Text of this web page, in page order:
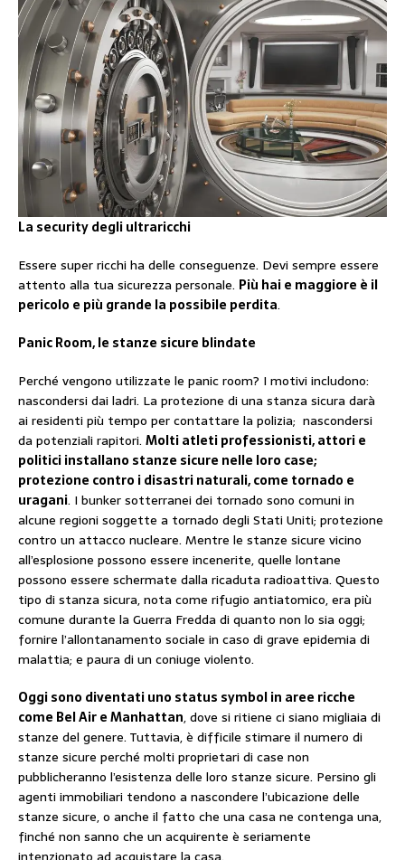
La security degli ultraricchi
Essere super ricchi ha delle conseguenze. Devi sempre essere
attento alla tua sicurezza personale. Più hai e maggiore è il
pericolo e più grande la possibile perdita.
Panic Room, le stanze sicure blindate
Perché vengono utilizzate le panic room? I motivi includono:
nascondersi dai ladri. La protezione di una stanza sicura darà
ai residenti più tempo per contattare la polizia; nascondersi
da potenziali rapitori. Molti atleti professionisti, attori e
politici installano stanze sicure nelle loro case;
protezione contro i disastri naturali, come tornado e
uragani. I bunker sotterranei dei tornado sono comuni in
alcune regioni soggette a tornado degli Stati Uniti; protezione
contro un attacco nucleare. Mentre le stanze sicure vicino
all’esplosione possono essere incenerite, quelle lontane
possono essere schermate dalla ricaduta radioattiva. Questo
tipo di stanza sicura, nota come rifugio antiatomico, era più
comune durante la Guerra Fredda di quanto non lo sia oggi;
fornire l’allontanamento sociale in caso di grave epidemia di
malattia; e paura di un coniuge violento.
Oggi sono diventati uno status symbol in aree ricche
come Bel Air e Manhattan, dove si ritiene ci siano migliaia di
stanze del genere. Tuttavia, è difficile stimare il numero di
stanze sicure perché molti proprietari di case non
pubblicheranno l’esistenza delle loro stanze sicure. Persino gli
agenti immobiliari tendono a nascondere l’ubicazione delle
stanze sicure, o anche il fatto che una casa ne contenga una,
finché non sanno che un acquirente è seriamente